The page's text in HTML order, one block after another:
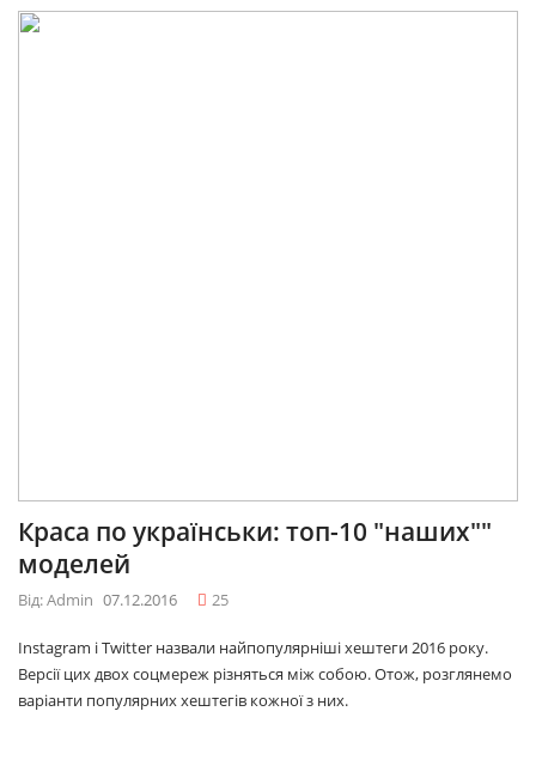
Краса по українськи: топ-10 "наших""
моделей
Від: Admin 07.12.2016 25
Instagram і Twitter назвали найпопулярніші хештеги 2016 року.
Версії цих двох соцмереж різняться між собою. Отож, розглянемо
варіанти популярних хештегів кожної з них.